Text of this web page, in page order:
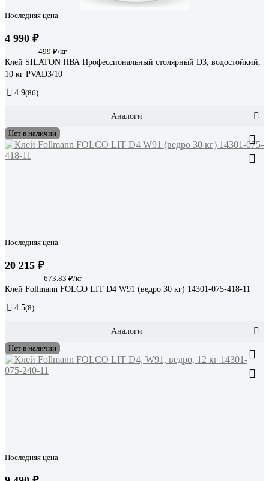
Последняя цена
4 990 ₽
499 ₽/кг
Клей SILATON ПВА Профессиональный столярный D3, водостойкий,
10 кг PVAD3/10
4.9(86)
Аналоги
Нет в наличии
Последняя цена
20 215 ₽
673.83 ₽/кг
Клей Follmann FOLCO LIT D4 W91 (ведро 30 кг) 14301-075-418-11
4.5(8)
Аналоги
Нет в наличии
Последняя цена